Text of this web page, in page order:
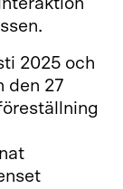
2025 och
den 27